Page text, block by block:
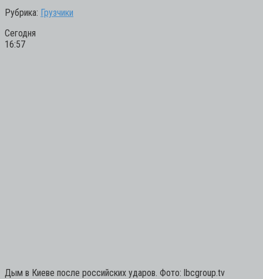
Рубрика: Грузчики
Сегодня
16:57
Дым в Киеве после российских ударов. Фото: lbcgroup.tv